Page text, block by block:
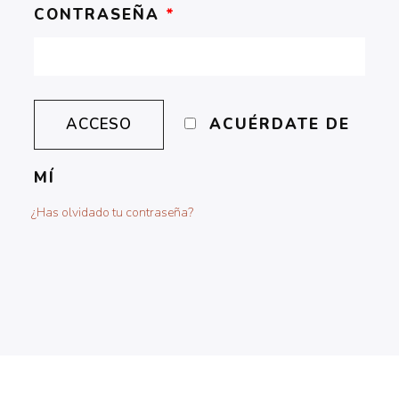
CONTRASEÑA *
ACUÉRDATE DE
MÍ
¿Has olvidado tu contraseña?